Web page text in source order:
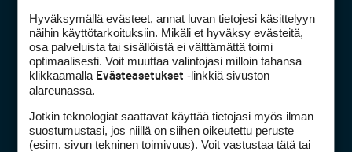
Golfpiste mediakortti
Golfpisteen yhteystiedot
DSA avoimuusraportti
Hyväksymällä evästeet, annat luvan tietojesi käsittelyyn
näihin käyttötarkoituksiin. Mikäli et hyväksy evästeitä,
osa palveluista tai sisällöistä ei välttämättä toimi
optimaalisesti. Voit muuttaa valintojasi milloin tahansa
klikkaamalla Evästeasetukset -linkkiä sivuston
alareunassa.
Jotkin teknologiat saattavat käyttää tietojasi myös ilman
suostumustasi, jos niillä on siihen oikeutettu peruste
(esim. sivun tekninen toimivuus). Voit vastustaa tätä tai